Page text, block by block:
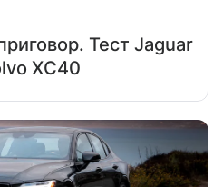
Тест Jaguar
XC40